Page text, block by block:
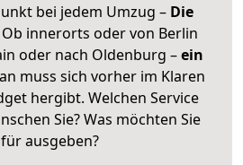
bei jedem Umzug – Die
Ob innerorts oder von Berlin
oder nach Oldenburg –ein
muss sich vorher im Klaren
hergibt. Welchen Service
Sie? Was möchten Sie
ausgeben?